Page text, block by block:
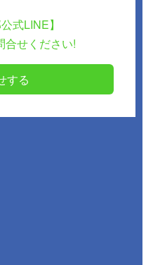
式LINE】
合せください!
する